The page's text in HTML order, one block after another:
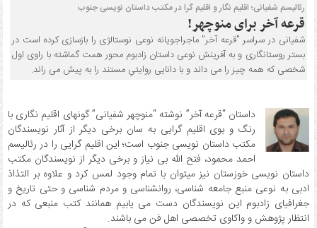
رئالیسم شفیانی؛ اقلیم نگار و اقلیم گرا در مکتب داستان نویسی جنوب
قرعه آخر برای منوچهر!
شفیانی در سراسر "قرعه آخر" ماجراجویانه نوعی نوستالژی را بازسازی کرده است در
بستر روستانگاری و به آفرینش نوعی داستان زادبوم محور همت گماشته با راوی اول
شخصی که همه چیز را می داند و با دانایی روایتیِ مستند را به پیش می راند.
داستان “قرعه آخر” نوشته “منوچهر شفیانی” گونهای اقلیم نگاری با
رنگ و بوی اقلیم گرایی به سان برخی دیگر از آثار نویسندگان
مکتب داستان نویسی جنوب است؛ این اقلیم گرایی را در رئالیسم
احمد محمود، فتح الله بی نیاز و برخی دیگر از نویسندگان مکتب
داستان نویسی خوزستان نیز میتوان با تمام وجود لمس کرد و علاوه بر التذاذ
ادبی به نوعی منبع جامعه شناسی، روانشناسی و مردم شناسی و حتی تاریخ و
جغرافیای زادبوم این نویسندگان دست می یابیم همانند کتب منبعی که در
انتظار پژوهش و واکاوی تخصصی اهل فن می باشند.